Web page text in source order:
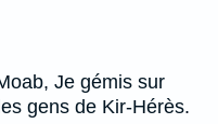
Je gémis sur
gens de Kir-Hérès.